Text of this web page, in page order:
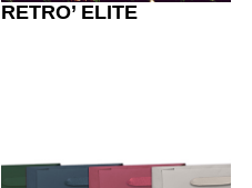
RETRO’ ELITE